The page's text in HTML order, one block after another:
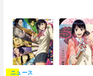
ニュース